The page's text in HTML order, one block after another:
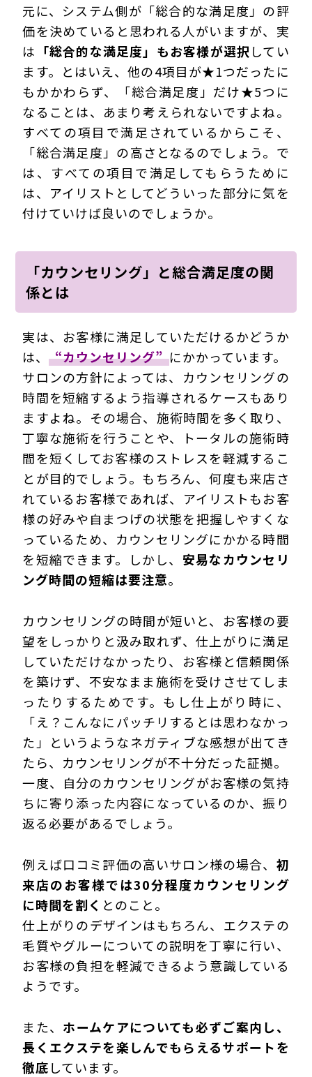
元に、システム側が「総合的な満足度」の評
価を決めていると思われる人がいますが、実
は 「総合的な満足度」もお客様が選択 してい
ます。とはいえ、他の4項目が★1つだったに
もかかわらず、「総合満足度」だけ★5つに
なることは、あまり考えられないですよね。
すべての項目で満足されているからこそ、
「総合満足度」の高さとなるのでしょう。で
は、すべての項目で満足してもらうために
は、アイリストとしてどういった部分に気を
付けていけば良いのでしょうか。
「カウンセリング」と総合満足度の関
係とは
実は、お客様に満足していただけるかどうか
は、 “カウンセリング” にかかっています。
サロンの方針によっては、カウンセリングの
時間を短縮するよう指導されるケースもあり
ますよね。その場合、施術時間を多く取り、
丁寧な施術を行うことや、トータルの施術時
間を短くしてお客様のストレスを軽減するこ
とが目的でしょう。もちろん、何度も来店さ
れているお客様であれば、アイリストもお客
様の好みや自まつげの状態を把握しやすくな
っているため、カウンセリングにかかる時間
を短縮できます。しかし、 安易なカウンセリ
ング時間の短縮は要注意。
カウンセリングの時間が短いと、お客様の要
望をしっかりと汲み取れず、仕上がりに満足
していただけなかったり、お客様と信頼関係
を築けず、不安なまま施術を受けさせてしま
ったりするためです。もし仕上がり時に、
「え？こんなにパッチリするとは思わなかっ
た」というようなネガティブな感想が出てき
たら、カウンセリングが不十分だった証拠。
一度、自分のカウンセリングがお客様の気持
ちに寄り添った内容になっているのか、振り
返る必要があるでしょう。
例えば口コミ評価の高いサロン様の場合、 初
来店のお客様では30分程度カウンセリング
に時間を割く とのこと。
仕上がりのデザインはもちろん、エクステの
毛質やグルーについての説明を丁寧に行い、
お客様の負担を軽減できるよう意識している
ようです。
また、 ホームケアについても必ずご案内し、
長くエクステを楽しんでもらえるサポートを
徹底しています。